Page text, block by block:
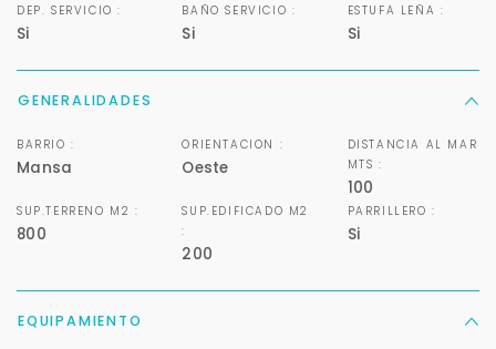
DEP. SERVICIO :
Si
BAÑO SERVICIO :
Si
ESTUFA LEÑA :
Si
GENERALIDADES
BARRIO :
Mansa
ORIENTACION :
Oeste
DISTANCIA AL MAR
MTS :
100
SUP.TERRENO M2 :
800
SUP.EDIFICADO M2
:
200
PARRILLERO :
Si
EQUIPAMIENTO
Tus datos están seguros
Solo los usamos para responder tu consulta.
Continuar por WhatsApp
Con estos datos podemos responderte mejor y